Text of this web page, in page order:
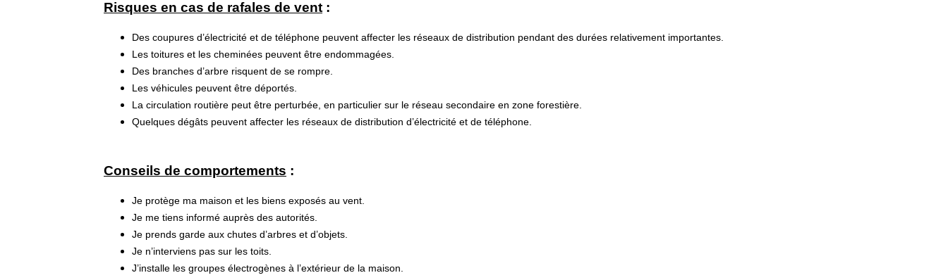
Risques en cas de rafales de vent :
Des coupures d’électricité et de téléphone peuvent affecter les réseaux de distribution pendant des durées relativement importantes.
Les toitures et les cheminées peuvent être endommagées.
Des branches d’arbre risquent de se rompre.
Les véhicules peuvent être déportés.
La circulation routière peut être perturbée, en particulier sur le réseau secondaire en zone forestière.
Quelques dégâts peuvent affecter les réseaux de distribution d’électricité et de téléphone.
Conseils de comportements :
Je protège ma maison et les biens exposés au vent.
Je me tiens informé auprès des autorités.
Je prends garde aux chutes d’arbres et d’objets.
Je n’interviens pas sur les toits.
J’installe les groupes électrogènes à l’extérieur de la maison.